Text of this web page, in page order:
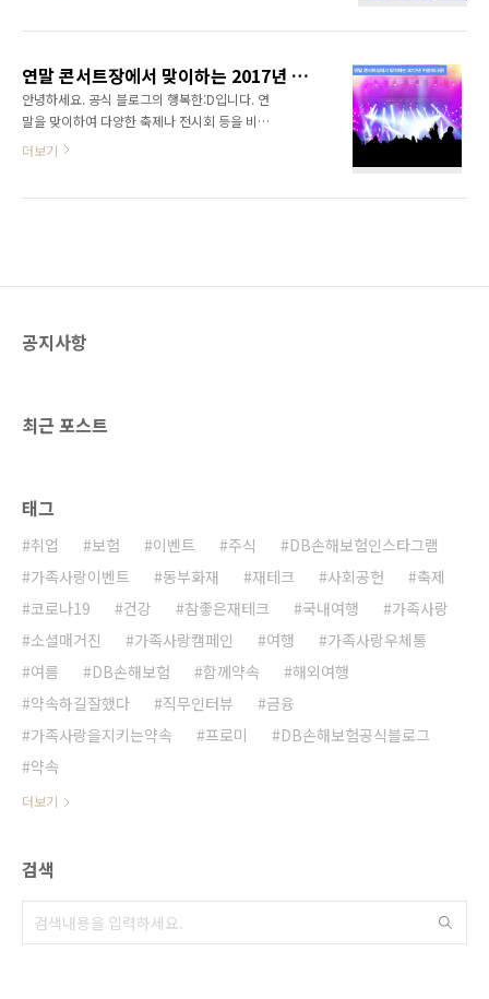
특급호텔에서 펼쳐지는 화려한 뮤직쇼인데요.
아티스트들이 참가하는 명실상부 최고의 음악
페스티벌 중 하나입니..
주 : 2018.11.24 / 광주 김대중컨벤션센터안양 :
2018.12.01 / 안양실내체육관인천 :
2018.12.08 / 인천 남동체육관대전 :
2018.12.15 / 대전무역전시관서울 :
관대구 : 2018.12.31 / 대구 엑스코 1층 히트곡
연말 콘서트장에서 맞이하는 2017년 카운트다운!
안녕하세요. 공식 블로그의 행복한:D입니다. 연
말을 맞이하여 다양한 축제나 전시회 등을 비롯
한 여러 행사들이 개최되고 있는데요. 연말과 새
소개해 드릴 연말 콘서트는 바로 Count Down
더보기
공지사항
최근 포스트
태그
취업 보험 이벤트 주식
DB손해보험인스타그램
가족사랑이벤트
동부화재 재테크 사회공헌
축제
코로나19
건강 참좋은재테크 국내여행
가족사랑
소셜매거진
가족사랑캠페인 여행
가족사랑우체통
여름
DB손해보험 함께약속
해외여행
약속하길잘했다
직무인터뷰
금융
가족사랑을지키는약속
프로미
DB손해보험공식블로그
약속
더보기
검색